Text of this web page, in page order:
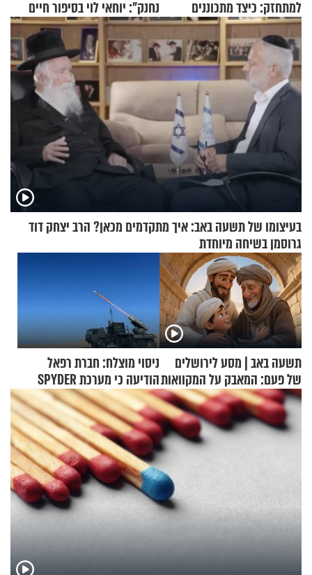
למתחזק: כיצד מתכוננים
לתפילה?
נחנק": יוחאי לוי בסיפור חיים
מעורר השראה
בעיצומו של תשעה באב: איך מתקדמים מכאן? הרב יצחק דוד
גרוסמן בשיחה מיוחדת
תשעה באב | מסע לירושלים
של פעם: המאבק על המקוואות
ניסוי מוצלח: חברת רפאל
הודיעה כי מערכת SPYDER
הצליחה ליירט כטב"ם